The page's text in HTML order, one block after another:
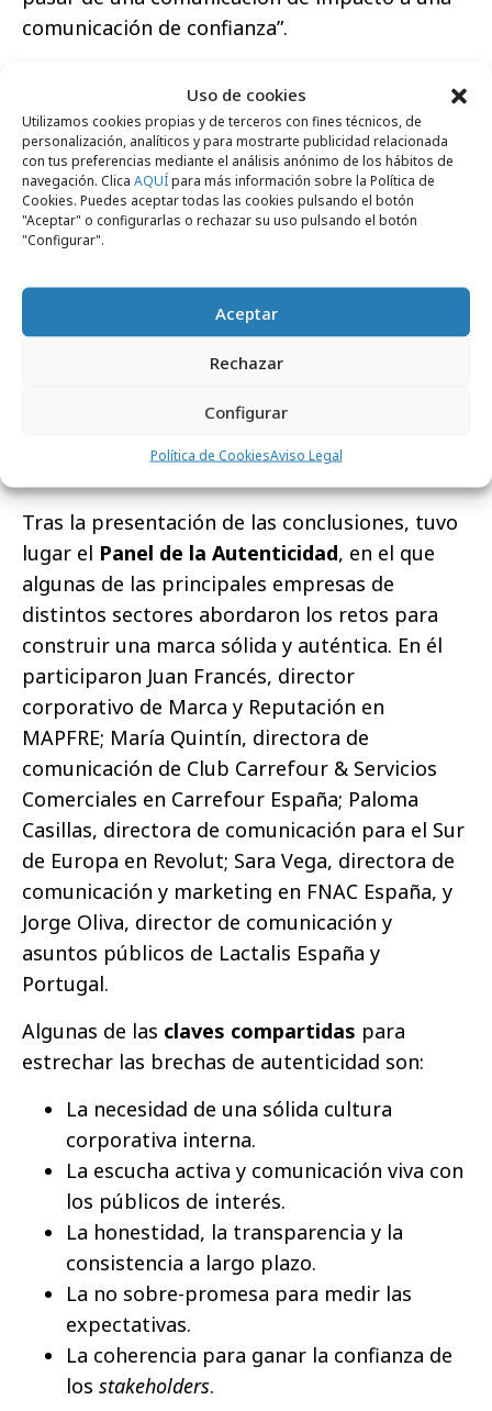
Uso de cookies
Utilizamos cookies propias y de terceros con fines técnicos, de
personalización, analíticos y para mostrarte publicidad relacionada
con tus preferencias mediante el análisis anónimo de los hábitos de
navegación. Clica AQUÍpara más información sobre la Política de
Cookies. Puedes aceptar todas las cookies pulsando el botón
"Aceptar" o configurarlas o rechazar su uso pulsando el botón
"Configurar".
Aceptar
Rechazar
Configurar
Política de CookiesAviso Legal
comunicación de confianza”.
Excellence - Centre for Reputation
Leadership, “para construir una marca fuerte
y auténtica que al final del camino se convierta
en reputación hay que romper los conceptos
tradicionales de marca producto, para dar
audiencias. El reto para las empresas está en
alinear y dotar de coherencia todos los puntos
de contacto: en el propósito, las actitudes y
stakeholders, así como en los servicios y
productos que lanza. Y, en el centro, la marca
Tras la presentación de las conclusiones, tuvo
lugar el Panel de la Autenticidad, en el que
algunas de las principales empresas de
distintos sectores abordaron los retos para
construir una marca sólida y auténtica. En él
participaron Juan Francés, director
corporativo de Marca y Reputación en
MAPFRE; María Quintín, directora de
comunicación de Club Carrefour & Servicios
Comerciales en Carrefour España; Paloma
Casillas, directora de comunicación para el Sur
de Europa en Revolut; Sara Vega, directora de
comunicación y marketing en FNAC España, y
Jorge Oliva, director de comunicación y
asuntos públicos de Lactalis España y
Portugal.
Algunas de las claves compartidas para
estrechar las brechas de autenticidad son:
La necesidad de una sólida cultura
corporativa interna.
La escucha activa y comunicación viva con
los públicos de interés.
La honestidad, la transparencia y la
consistencia a largo plazo.
La no sobre-promesa para medir las
expectativas.
La coherencia para ganar la confianza de
los stakeholders.